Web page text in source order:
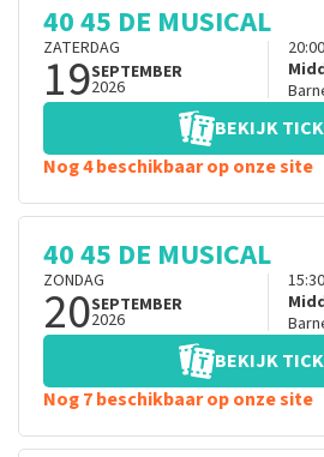
40 45 DE MUSICAL
ZATERDAG
19SEPTEMBER
2026
20:00
BEKIJK
Nog 4 beschikbaar op onze site
40 45 DE MUSICAL
ZONDAG
20SEPTEMBER
2026
15:30
BEKIJK
Nog 7 beschikbaar op onze site